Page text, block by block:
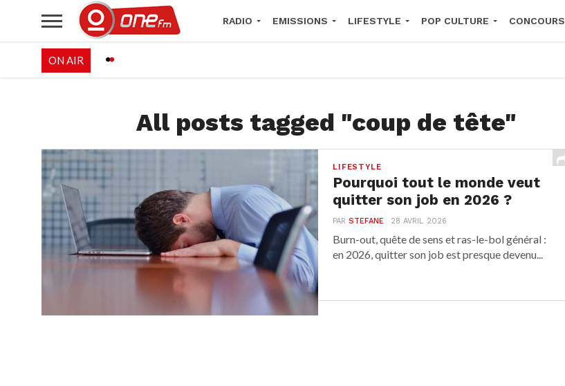
RADIO EMISSIONS LIFESTYLE POP CULTURE CONCOURS
ON AIR
All posts tagged "coup de tête"
LIFESTYLE
Pourquoi tout le monde veut
quitter son job en 2026 ?
PARSTEFANE 28 AVRIL 2026
Burn-out, quête de sens et ras-le-bol général :
en 2026, quitter son job est presque devenu...